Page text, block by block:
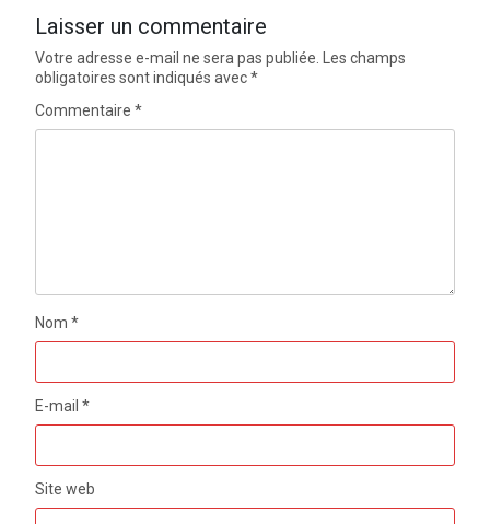
Laisser un commentaire
Votre adresse e-mail ne sera pas publiée. Les champs
obligatoires sont indiqués avec*
Commentaire*
Nom*
E-mail*
Site web